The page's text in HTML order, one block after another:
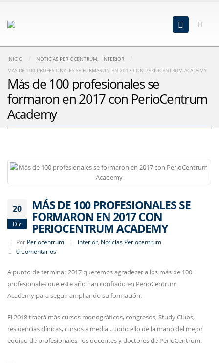
INICIO NOTICIAS PERIOCENTRUM,
INFERIOR
MÁS DE 100 PROFESIONALES SE FORMARON EN 2017 CON PERIOCENTRUM ACADEMY
Más de 100 profesionales se
formaron en 2017 con PerioCentrum
Academy
20
Dic
MÁS DE 100 PROFESIONALES SE
FORMARON EN 2017 CON
PERIOCENTRUM ACADEMY
Por Periocentrum inferior Noticias Periocentrum
0 Comentarios
A punto de terminar 2017 queremos agradecer a los más de 100
profesionales que este año han confiado en PerioCentrum
Academy para seguir ampliando su formación.
El 2018 traerá más cursos monográficos, congresos, Study Clubs,
residencias clínicas, cursos a media… todo ello de la mano del mejor
equipo de profesionales, los docentes y doctores de PerioCentrum.